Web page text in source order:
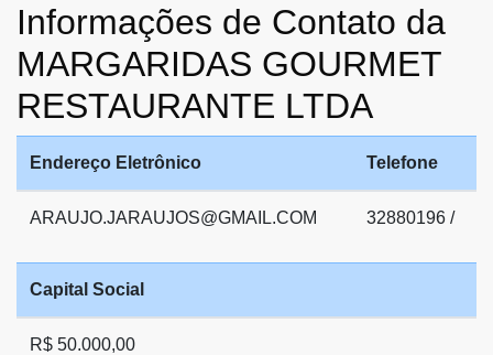
Informações de Contato da
MARGARIDAS GOURMET
RESTAURANTE LTDA
Endereço Eletrônico Telefone
ARAUJO.JARAUJOS@GMAIL.COM 32880196 /
Capital Social
R$ 50.000,00